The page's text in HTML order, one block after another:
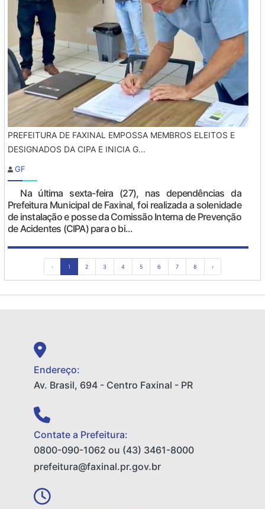
PREFEITURA DE FAXINAL EMPOSSA MEMBROS ELEITOS E
DESIGNADOS DA CIPA E INICIA G...
GF
Na última sexta-feira (27), nas dependências da
Prefeitura Municipal de Faxinal, foi realizada a solenidade
de instalação e posse da Comissão Interna de Prevenção
de Acidentes (CIPA) para o bi...
‹ 1 2 3 4 5 6 7 8 ›
Endereço:
Av. Brasil, 694 - Centro Faxinal - PR
Contate a Prefeitura:
0800-090-1062 ou (43) 3461-8000
prefeitura@faxinal.pr.gov.br